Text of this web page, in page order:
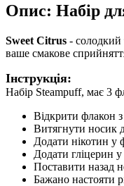
Опис: Набір
Sweet Citrus - солодкий
ваше смакове
Інструкція:
Набір Steampuff, має 3
Відкрити флакон
Витягнути носик
Додати нікотин у
Додати гліцерин
Поставити назад
Бажано настояти